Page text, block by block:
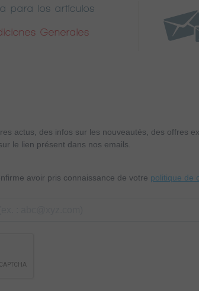
para los artículos
Generales
actus, des infos sur les nouveautés, des offres
le lien présent dans nos emails.
avoir pris connaissance de votre politique de